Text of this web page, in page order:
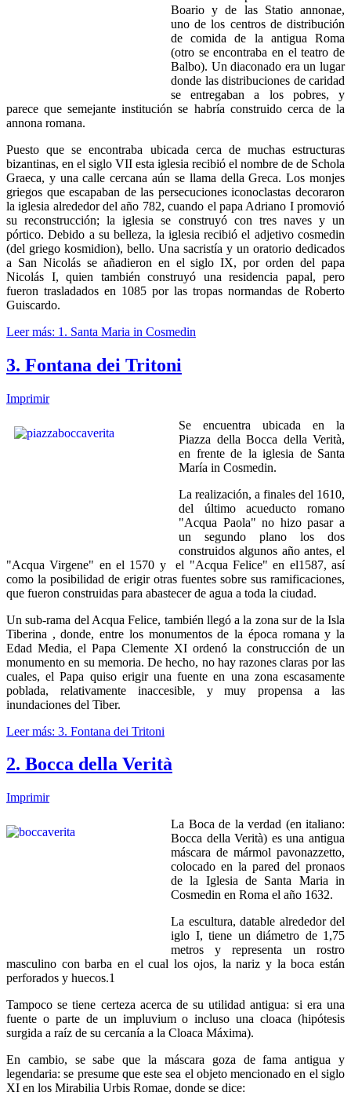
Boario y de las Statio annonae,
uno de los centros de distribución
de comida de la antigua Roma
(otro se encontraba en el teatro de
Balbo). Un diaconado era un lugar
donde las distribuciones de caridad
se entregaban a los pobres, y
parece que semejante institución se habría construido cerca de la
annona romana.
Puesto que se encontraba ubicada cerca de muchas estructuras
bizantinas, en el siglo VII esta iglesia recibió el nombre de de Schola
Graeca, y una calle cercana aún se llama della Greca. Los monjes
griegos que escapaban de las persecuciones iconoclastas decoraron
la iglesia alrededor del año 782, cuando el papa Adriano I promovió
su reconstrucción; la iglesia se construyó con tres naves y un
pórtico. Debido a su belleza, la iglesia recibió el adjetivo cosmedin
(del griego kosmidion), bello. Una sacristía y un oratorio dedicados
a San Nicolás se añadieron en el siglo IX, por orden del papa
Nicolás I, quien también construyó una residencia papal, pero
fueron trasladados en 1085 por las tropas normandas de Roberto
Guiscardo.
Leer más: 1. Santa Maria in Cosmedin
3. Fontana dei Tritoni
Imprimir
Se encuentra ubicada en la
Piazza della Bocca della Verità,
en frente de la iglesia de Santa
María in Cosmedin.
La realización, a finales del 1610,
del último acueducto romano
"Acqua Paola" no hizo pasar a
un segundo plano los dos
construidos algunos año antes, el
"Acqua Virgene" en el 1570 y el "Acqua Felice" en el1587, así
como la posibilidad de erigir otras fuentes sobre sus ramificaciones,
que fueron construidas para abastecer de agua a toda la ciudad.
Un sub-rama del Acqua Felice, también llegó a la zona sur de la Isla
Tiberina , donde, entre los monumentos de la época romana y la
Edad Media, el Papa Clemente XI ordenó la construcción de un
monumento en su memoria. De hecho, no hay razones claras por las
cuales, el Papa quiso erigir una fuente en una zona escasamente
poblada, relativamente inaccesible, y muy propensa a las
inundaciones del Tiber.
Leer más: 3. Fontana dei Tritoni
2. Bocca della Verità
Imprimir
La Boca de la verdad (en italiano:
Bocca della Verità) es una antigua
máscara de mármol pavonazzetto,
colocado en la pared del pronaos
de la Iglesia de Santa Maria in
Cosmedin en Roma el año 1632.
La escultura, datable alrededor del
iglo I, tiene un diámetro de 1,75
metros y representa un rostro
masculino con barba en el cual los ojos, la nariz y la boca están
perforados y huecos.1
Tampoco se tiene certeza acerca de su utilidad antigua: si era una
fuente o parte de un impluvium o incluso una cloaca (hipótesis
surgida a raíz de su cercanía a la Cloaca Máxima).
En cambio, se sabe que la máscara goza de fama antigua y
legendaria: se presume que este sea el objeto mencionado en el siglo
XI en los Mirabilia Urbis Romae, donde se dice: